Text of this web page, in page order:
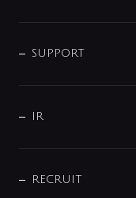
分岐
配管システム
バス・空調周辺用品
じぶんシャワーが見つかる
企業理念
会社概要
事業所案内
SUPPORT
よくあるご質問
データダウンロード
IR
IRニュース
RECRUIT